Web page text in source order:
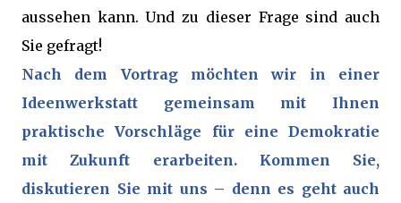
aussehen kann. Und zu dieser Frage sind auch
Sie gefragt!
Nach dem Vortrag möchten wir in einer
Ideenwerkstatt gemeinsam mit Ihnen
praktische Vorschläge für eine Demokratie
mit Zukunft erarbeiten. Kommen Sie,
diskutieren Sie mit uns – denn es geht auch